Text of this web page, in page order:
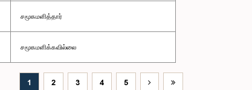
சமூகமளித்தார்
சமூகமளிக்கவில்லை
1 2 3 4 5